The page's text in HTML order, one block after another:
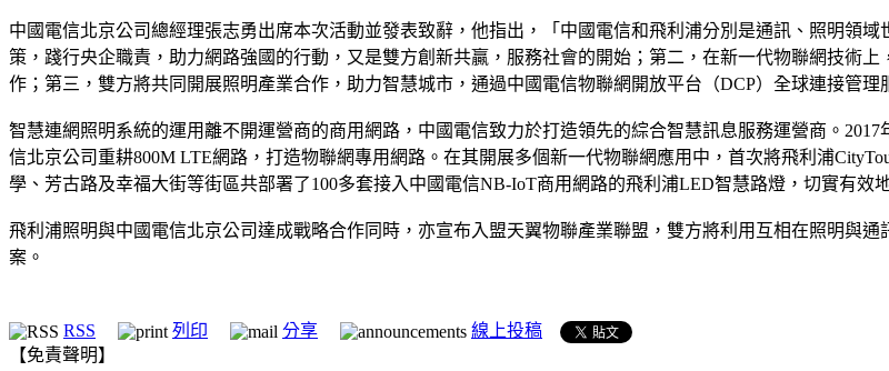
中國電信北京公司總經理張志勇出席本次活動並發表致辭，他指出，「中國電信和飛利浦分別是通訊、照明領
策，踐行央企職責，助力網路強國的行動，又是雙方創新共贏，服務社會的開始；第二，在新一代物聯網技術
作；第三，雙方將共同開展照明產業合作，助力智慧城市，通過中國電信物聯網開放平台（DCP）全球連接管理
智慧連網照明系統的運用離不開運營商的商用網路，中國電信致力於打造領先的綜合智慧訊息服務運營商。
信北京公司重耕800M LTE網路，打造物聯網專用網路。在其開展多個新一代物聯網應用中，首次將飛利浦
學、芳古路及幸福大街等街區共部署了100多套接入中國電信NB-IoT商用網路的飛利浦LED智慧路燈，切實有效
飛利浦照明與中國電信北京公司達成戰略合作同時，亦宣布入盟天翼物聯產業聯盟，雙方將利用互相在照明與
案。
RSS
列印 分享
線上投稿
【免責聲明】